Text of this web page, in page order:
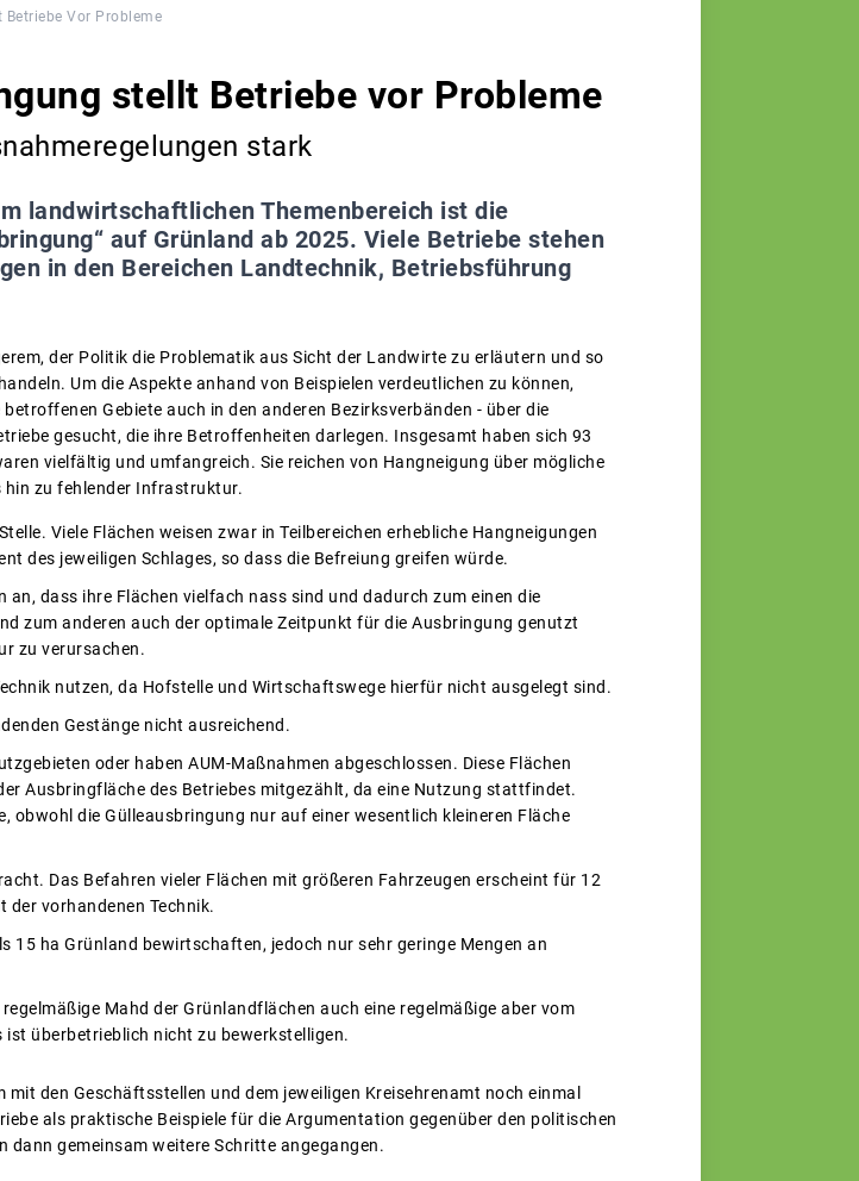
Betriebe Vor Probleme
stellt Betriebe vor Probleme
stark
landwirtschaftlichen Themenbereich ist die
auf Grünland ab 2025. Viele Betriebe stehen
in den Bereichen Landtechnik, Betriebsführung
der Politik die Problematik aus Sicht der Landwirte zu erläutern und so
Um die Aspekte anhand von Beispielen verdeutlichen zu können,
Gebiete auch in den anderen Bezirksverbänden - über die
gesucht, die ihre Betroffenheiten darlegen. Insgesamt haben sich 93
vielfältig und umfangreich. Sie reichen von Hangneigung über mögliche
hin zu fehlender Infrastruktur.
Viele Flächen weisen zwar in Teilbereichen erhebliche Hangneigungen
des jeweiligen Schlages, so dass die Befreiung greifen würde.
an, dass ihre Flächen vielfach nass sind und dadurch zum einen die
zum anderen auch der optimale Zeitpunkt für die Ausbringung genutzt
zu verursachen.
nutzen, da Hofstelle und Wirtschaftswege hierfür nicht ausgelegt sind.
Gestänge nicht ausreichend.
oder haben AUM-Maßnahmen abgeschlossen. Diese Flächen
Ausbringfläche des Betriebes mitgezählt, da eine Nutzung stattfindet.
obwohl die Gülleausbringung nur auf einer wesentlich kleineren Fläche
Das Befahren vieler Flächen mit größeren Fahrzeugen erscheint für 12
der vorhandenen Technik.
15 ha Grünland bewirtschaften, jedoch nur sehr geringe Mengen an
Mahd der Grünlandflächen auch eine regelmäßige aber vom
überbetrieblich nicht zu bewerkstelligen.
den Geschäftsstellen und dem jeweiligen Kreisehrenamt noch einmal
als praktische Beispiele für die Argumentation gegenüber den politischen
gemeinsam weitere Schritte angegangen.